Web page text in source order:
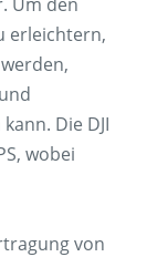
erleichtern,
Die DJI
wobei
von